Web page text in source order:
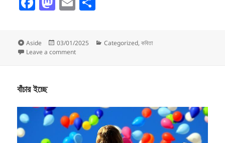
e
o
o
k
d l re
Format
Aside
Posted
on
03/01/2025 Categories
Categorized,কবিতা
Leave a commenton বাঁচার সুধা
বাঁচার ইচ্ছে